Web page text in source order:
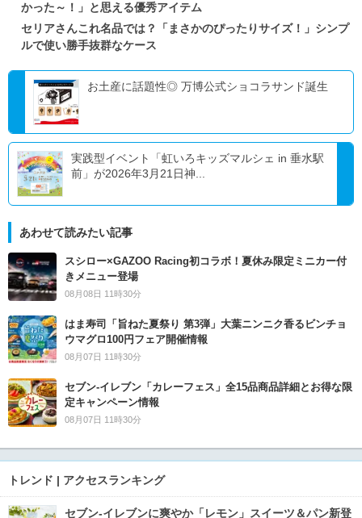
かった～！」と思える優秀アイテム
セリアさんこれ名品では？「まさかのぴったりサイズ！」シンプ
ルで使い勝手抜群なケース
お土産に話題性◎ 万博公式ショコラサンド誕生
実践型イベント「虹いろキッズマルシェ in 垂水駅
前」が2026年3月21日神...
あわせて読みたい記事
スシロー×GAZOO Racing初コラボ！夏休み限定ミニカー付
きメニュー登場
08月08日 11時30分
はま寿司「旨ねた夏祭り 第3弾」大葉ニンニク香るビンチョ
ウマグロ100円フェア開催情報
08月07日 11時30分
セブン‐イレブン「カレーフェス」全15品商品詳細とお得な限
定キャンペーン情報
08月07日 11時30分
トレンド | アクセスランキング
セブン‐イレブンに爽やか「レモン」スイーツ＆パン新登